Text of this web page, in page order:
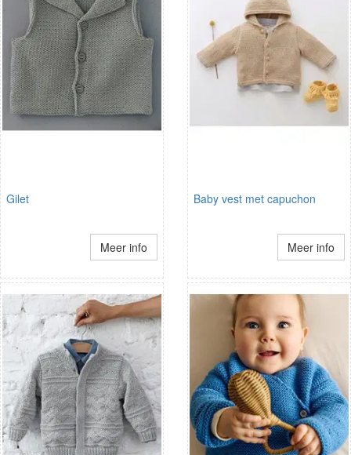
Gilet
Meer info
Baby vest met capuchon
Meer info